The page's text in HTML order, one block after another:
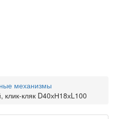
механизмы
кляк D40хН18хL100